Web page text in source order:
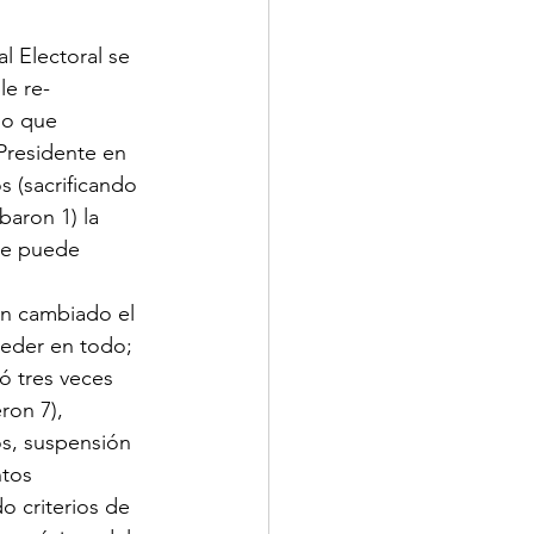
Electoral se
re-
que
en
(sacrificando
1) la
puede
cambiado el
en todo;
tres veces
7),
suspensión
criterios de